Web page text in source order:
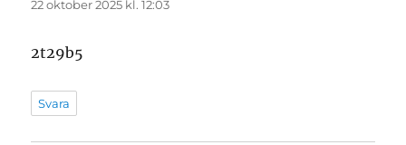
22 oktober 2025 kl. 12:03
2t29b5
Svara